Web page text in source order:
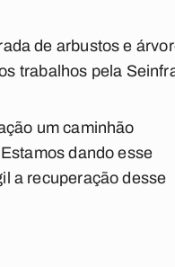
de arbustos e
trabalhos pela
um caminhão
dando esse
a recuperação desse